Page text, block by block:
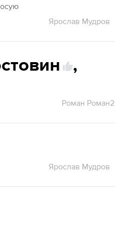
Ярослав Мудров
,
Роман Роман2
Ярослав Мудров